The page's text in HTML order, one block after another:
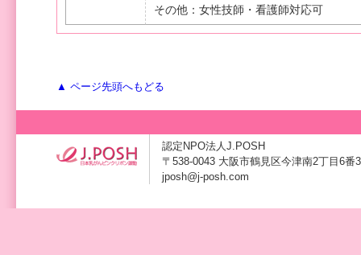
その他：女性技師・看護師対応可
▲ ページ先頭へもどる
認定NPO法人J.POSH
〒538-0043 大阪市鶴見区今津南2丁目6
jposh@j-posh.com